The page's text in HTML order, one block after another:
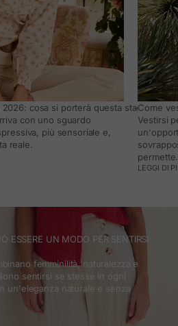
cosa si porterà questa stagione e
con uno sguardo
più sensoriale e,
reale.
Come
Vestirsi
permette.
LEGGI DI
ESSERE UN MODO PER SENTIRSI
femminilità, naturalezza e
sentirsi se stesse in ogni
un'eleganza naturale e senza